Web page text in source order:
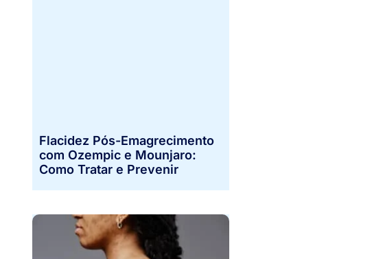
Flacidez Pós-Emagrecimento
com Ozempic e Mounjaro:
Como Tratar e Prevenir